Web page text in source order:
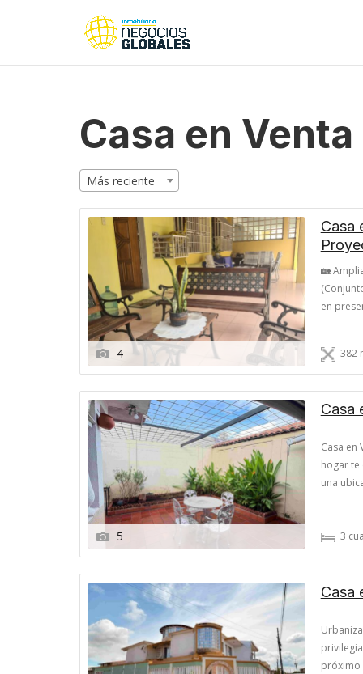
Casa en
Más reciente
4
Casa
🏡
en
382
5
Casa
Casa en
hogar te
una
3
Casa
próximo